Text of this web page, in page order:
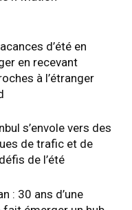
d’été en
en recevant
à l’étranger
s’envole vers des
de trafic et de
de l’été
: 30 ans d’une